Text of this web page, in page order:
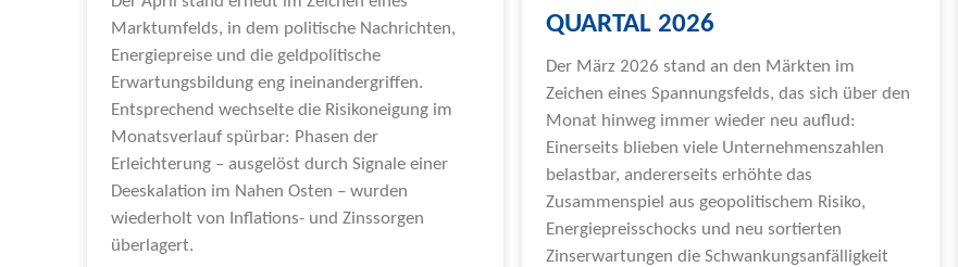
Marktumfelds, in dem politische Nachrichten,
Energiepreise und die geldpolitische
Erwartungsbildung eng ineinandergriffen.
Entsprechend wechselte die Risikoneigung im
Monatsverlauf spürbar: Phasen der
Erleichterung – ausgelöst durch Signale einer
Deeskalation im Nahen Osten – wurden
wiederholt von Inflations- und Zinssorgen
überlagert.
QUARTAL 2026
Der März 2026 stand an den Märkten im
Zeichen eines Spannungsfelds, das sich über den
Monat hinweg immer wieder neu auflud:
Einerseits blieben viele Unternehmenszahlen
belastbar, andererseits erhöhte das
Zusammenspiel aus geopolitischem Risiko,
Energiepreisschocks und neu sortierten
Zinserwartungen die Schwankungsanfälligkeit